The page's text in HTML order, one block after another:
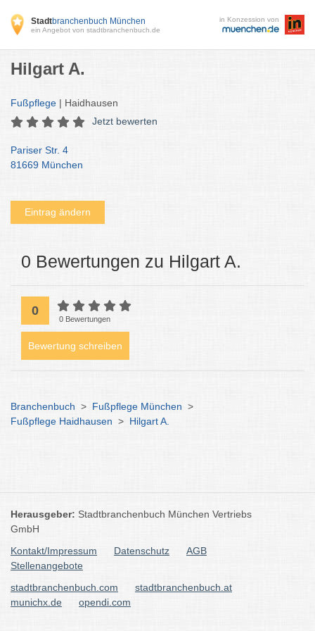
Stadtbranchenbuch München
ein Angebot von stadtbranchenbuch.de
in Konzession von
Hilgart A.
Fußpflege | Haidhausen
Jetzt bewerten
Pariser Str. 4
81669 München
Eintrag ändern
0 Bewertungen zu Hilgart A.
0
0 Bewertungen
Bewertung schreiben
Branchenbuch > Fußpflege München >
Fußpflege Haidhausen > Hilgart A.
Herausgeber: Stadtbranchenbuch München Vertriebs
GmbH
Kontakt/Impressum
Datenschutz
AGB
Stellenangebote
stadtbranchenbuch.com
stadtbranchenbuch.at
munichx.de
opendi.com